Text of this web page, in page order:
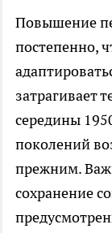
Повышение
постепенно,
затрагивает
середины
поколений
прежним.
сохранение